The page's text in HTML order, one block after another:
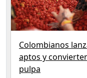
Colombianos
aptos y
pulpa